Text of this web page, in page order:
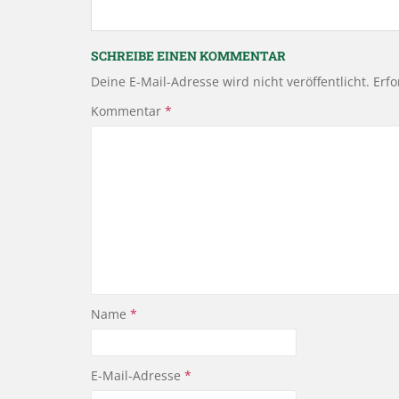
SCHREIBE EINEN KOMMENTAR
Deine E-Mail-Adresse wird nicht veröffentlicht.
Kommentar *
Name *
E-Mail-Adresse *